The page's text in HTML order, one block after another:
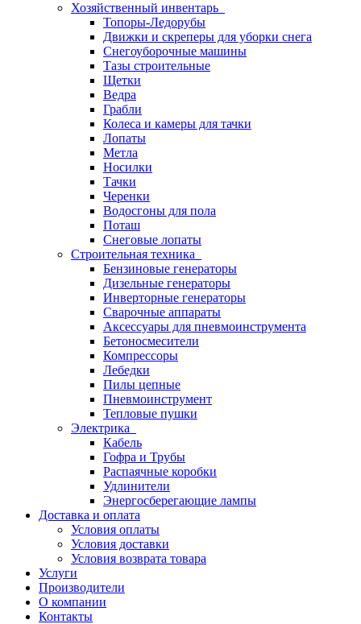
Хозяйственный инвентарь
Топоры-Ледорубы
Движки и скреперы для уборки снега
Снегоуборочные машины
Тазы строительные
Щетки
Ведра
Грабли
Колеса и камеры для тачки
Лопаты
Метла
Носилки
Тачки
Черенки
Водосгоны для пола
Поташ
Снеговые лопаты
Строительная техника
Бензиновые генераторы
Дизельные генераторы
Инверторные генераторы
Сварочные аппараты
Аксессуары для пневмоинструмента
Бетоносмесители
Компрессоры
Лебедки
Пилы цепные
Пневмоинструмент
Тепловые пушки
Электрика
Кабель
Гофра и Трубы
Распаячные коробки
Удлинители
Энергосберегающие лампы
Доставка и оплата
Условия оплаты
Условия доставки
Условия возврата товара
Услуги
Производители
О компании
Контакты